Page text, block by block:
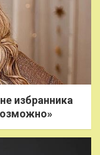
избранника